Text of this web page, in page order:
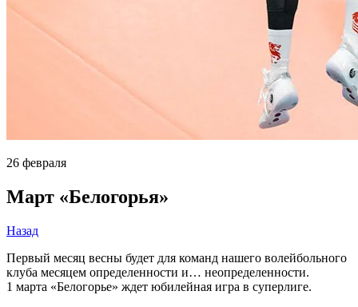
26 февраля
Март «Белогорья»
Назад
Первый месяц весны будет для команд нашего волейбольного
клуба месяцем определенности и… неопределенности.
1 марта «Белогорье» ждет юбилейная игра в суперлиге.